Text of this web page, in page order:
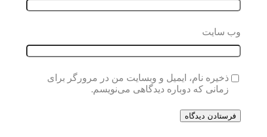
وب‌ سایت
ذخیره نام، ایمیل و وبسایت من در مرورگر برای
زمانی که دوباره دیدگاهی می‌نویسم.